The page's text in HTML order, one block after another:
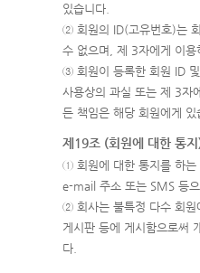
있습니다.
② 회원의 ID(고유번호)는
수 없으며, 제 3자에게 이용
③ 회원이 등록한 회원 ID
사용상의 과실 또는 제 3자
든 책임은 해당 회원에게 있
제19조 (회원에 대한 통지
① 회원에 대한 통지를 하는
e-mail 주소 또는 SMS 등
② 회사는 불특정 다수 회원
게시판 등에 게시함으로써
다.